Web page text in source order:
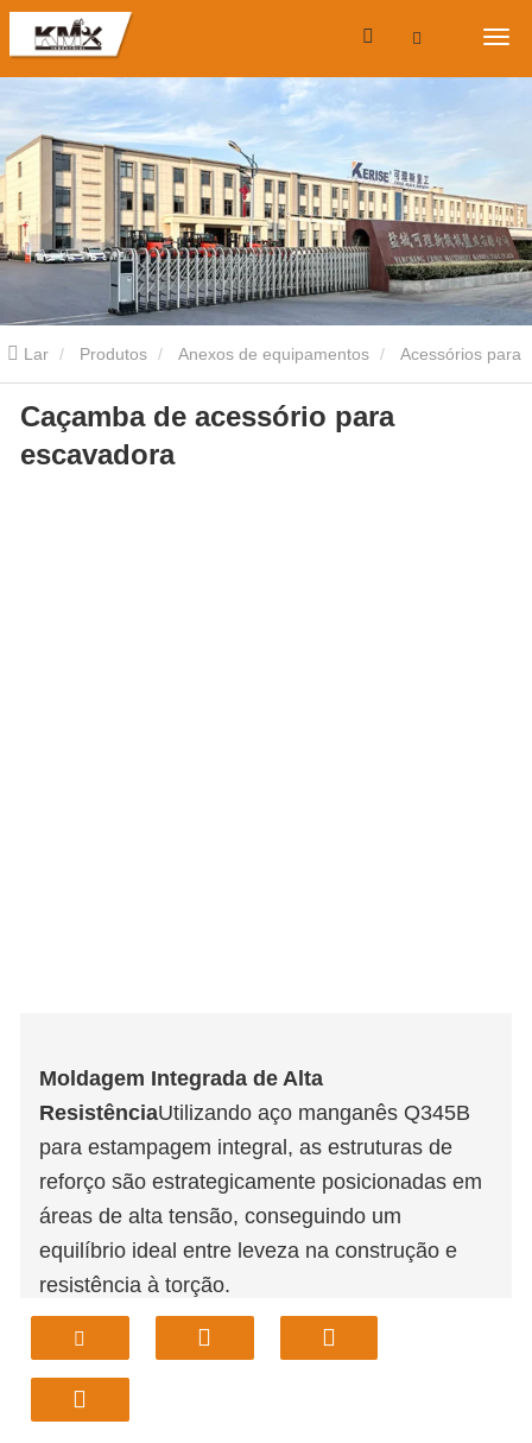
Lar Produtos Anexos de equipamentos Acessórios para
mini escavadoras Caçamba de acessório para escavadora
Caçamba de acessório para
escavadora
Moldagem Integrada de Alta
ResistênciaUtilizando aço manganês Q345B
para estampagem integral, as estruturas de
reforço são estrategicamente posicionadas em
áreas de alta tensão, conseguindo um
equilíbrio ideal entre leveza na construção e
resistência à torção.
Sistema de engate rápido normalizado
placas auriculares com múltiplos orifícios,
dispostas simetricamente em ambos os lados,
garantem a compatibilidade com a norma ISO